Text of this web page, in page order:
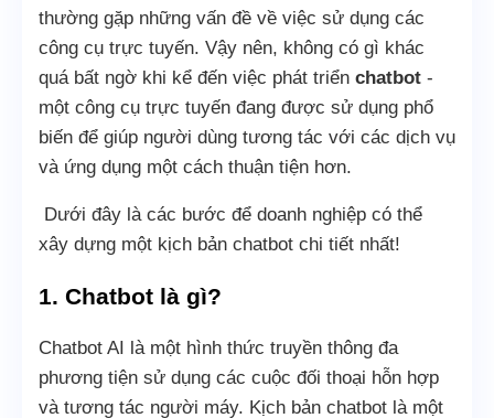
thường gặp những vấn đề về việc sử dụng các
công cụ trực tuyến. Vậy nên, không có gì khác
quá bất ngờ khi kể đến việc phát triển chatbot -
một công cụ trực tuyến đang được sử dụng phổ
biến để giúp người dùng tương tác với các dịch vụ
và ứng dụng một cách thuận tiện hơn.
Dưới đây là các bước để doanh nghiệp có thể
xây dựng một kịch bản chatbot chi tiết nhất!
1. Chatbot là gì?
Chatbot AI là một hình thức truyền thông đa
phương tiện sử dụng các cuộc đối thoại hỗn hợp
và tương tác người máy. Kịch bản chatbot là một